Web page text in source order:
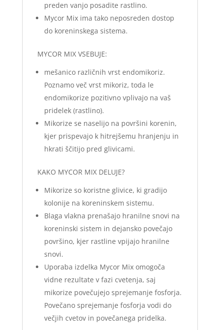
preden vanjo posadite rastlino.
Mycor Mix ima tako neposreden dostop
do koreninskega sistema.
MYCOR MIX VSEBUJE:
mešanico različnih vrst endomikoriz.
Poznamo več vrst mikoriz, toda le
endomikorize pozitivno vplivajo na vaš
pridelek (rastlino).
Mikorize se naselijo na površini korenin,
kjer prispevajo k hitrejšemu hranjenju in
hkrati ščitijo pred glivicami.
KAKO MYCOR MIX DELUJE?
Mikorize so koristne glivice, ki gradijo
kolonije na koreninskem sistemu.
Blaga vlakna prenašajo hranilne snovi na
koreninski sistem in dejansko povečajo
površino, kjer rastline vpijajo hranilne
snovi.
Uporaba izdelka Mycor Mix omogoča
vidne rezultate v fazi cvetenja, saj
mikorize povečujejo sprejemanje fosforja.
Povečano sprejemanje fosforja vodi do
večjih cvetov in povečanega pridelka.